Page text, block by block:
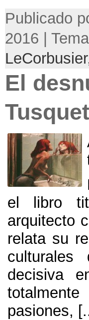
Publicado
2016 |
LeCorbusier
El
el libro
arquitecto
relata su
decisiva
pasiones,